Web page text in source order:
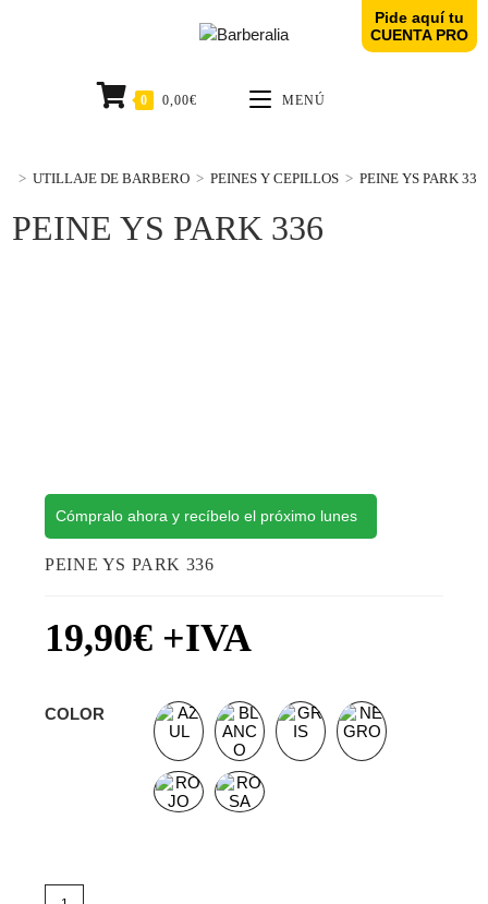
0 0,00€ MENÚ
PEINE YS PARK 336
> UTILLAJE DE BARBERO > PEINES Y CEPILLOS > PEINE YS PARK 336
Cómpralo ahora y recíbelo el próximo lunes
PEINE YS PARK 336
19,90€ +IVA
COLOR
Pide aquí tu
CUENTA PRO